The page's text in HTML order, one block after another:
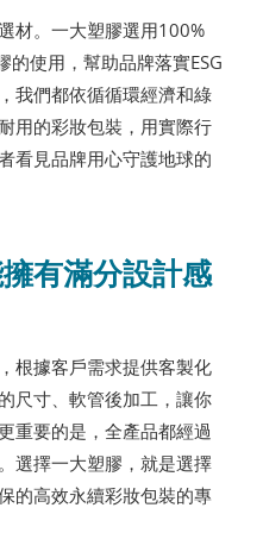
材。一大塑膠選用100%
的使用，幫助品牌落實ESG
我們都依循循環經濟和綠
用的彩妝包裝，用實際行
看見品牌用心守護地球的
有滿分設計感
根據客戶需求提供客製化
尺寸、軟管後加工，讓你
重要的是，全產品都經過
選擇一大塑膠，就是選擇
的高效永續彩妝包裝的專